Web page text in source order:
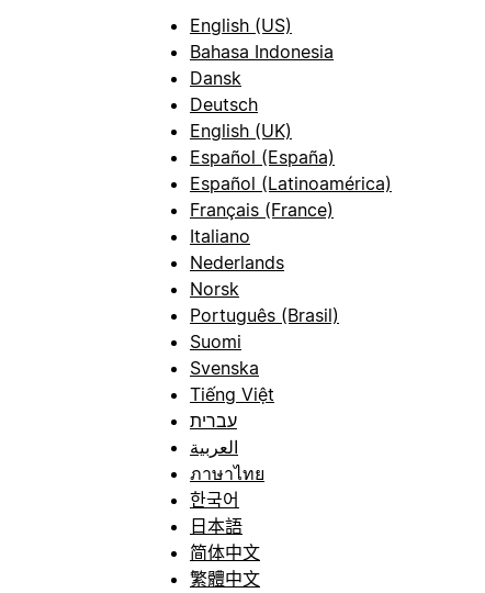
English (US)
Bahasa Indonesia
Dansk
Deutsch
English (UK)
Español (España)
Español (Latinoamérica)
Français (France)
Italiano
Nederlands
Norsk
Português (Brasil)
Suomi
Svenska
Tiếng Việt
עברית
العربية
ภาษาไทย
한국어
日本語
简体中文
繁體中文